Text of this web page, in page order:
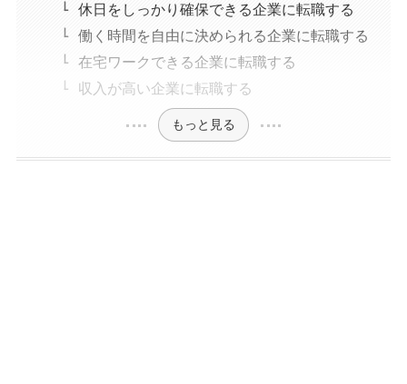
休日をしっかり確保できる企業に転職する
働く時間を自由に決められる企業に転職する
在宅ワークできる企業に転職する
収入が高い企業に転職する
もっと見る